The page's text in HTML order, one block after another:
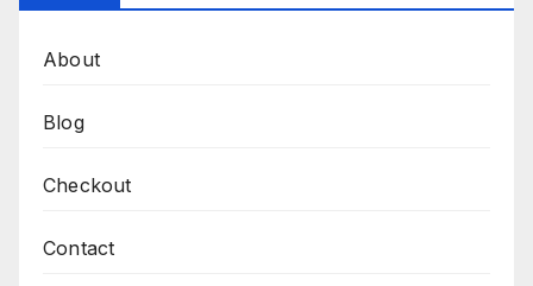
About
Blog
Checkout
Contact